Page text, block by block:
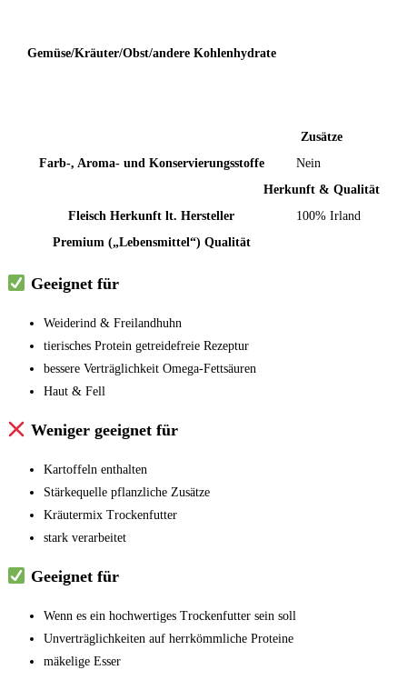
Gemüse/Kräuter/Obst/andere Kohlenhydrate
Zusätze
Farb-, Aroma- und Konservierungsstoffe
Nein
Herkunft & Qualität
Fleisch Herkunft lt. Hersteller
100% Irland
Premium („Lebensmittel“) Qualität
Geeignet für
Weiderind & Freilandhuhn
tierisches Protein getreidefreie Rezeptur
bessere Verträglichkeit Omega-Fettsäuren
Haut & Fell
Weniger geeignet für
Kartoffeln enthalten
Stärkequelle pflanzliche Zusätze
Kräutermix Trockenfutter
stark verarbeitet
Geeignet für
Wenn es ein hochwertiges Trockenfutter sein soll
Unverträglichkeiten auf herrkömmliche Proteine
mäkelige Esser